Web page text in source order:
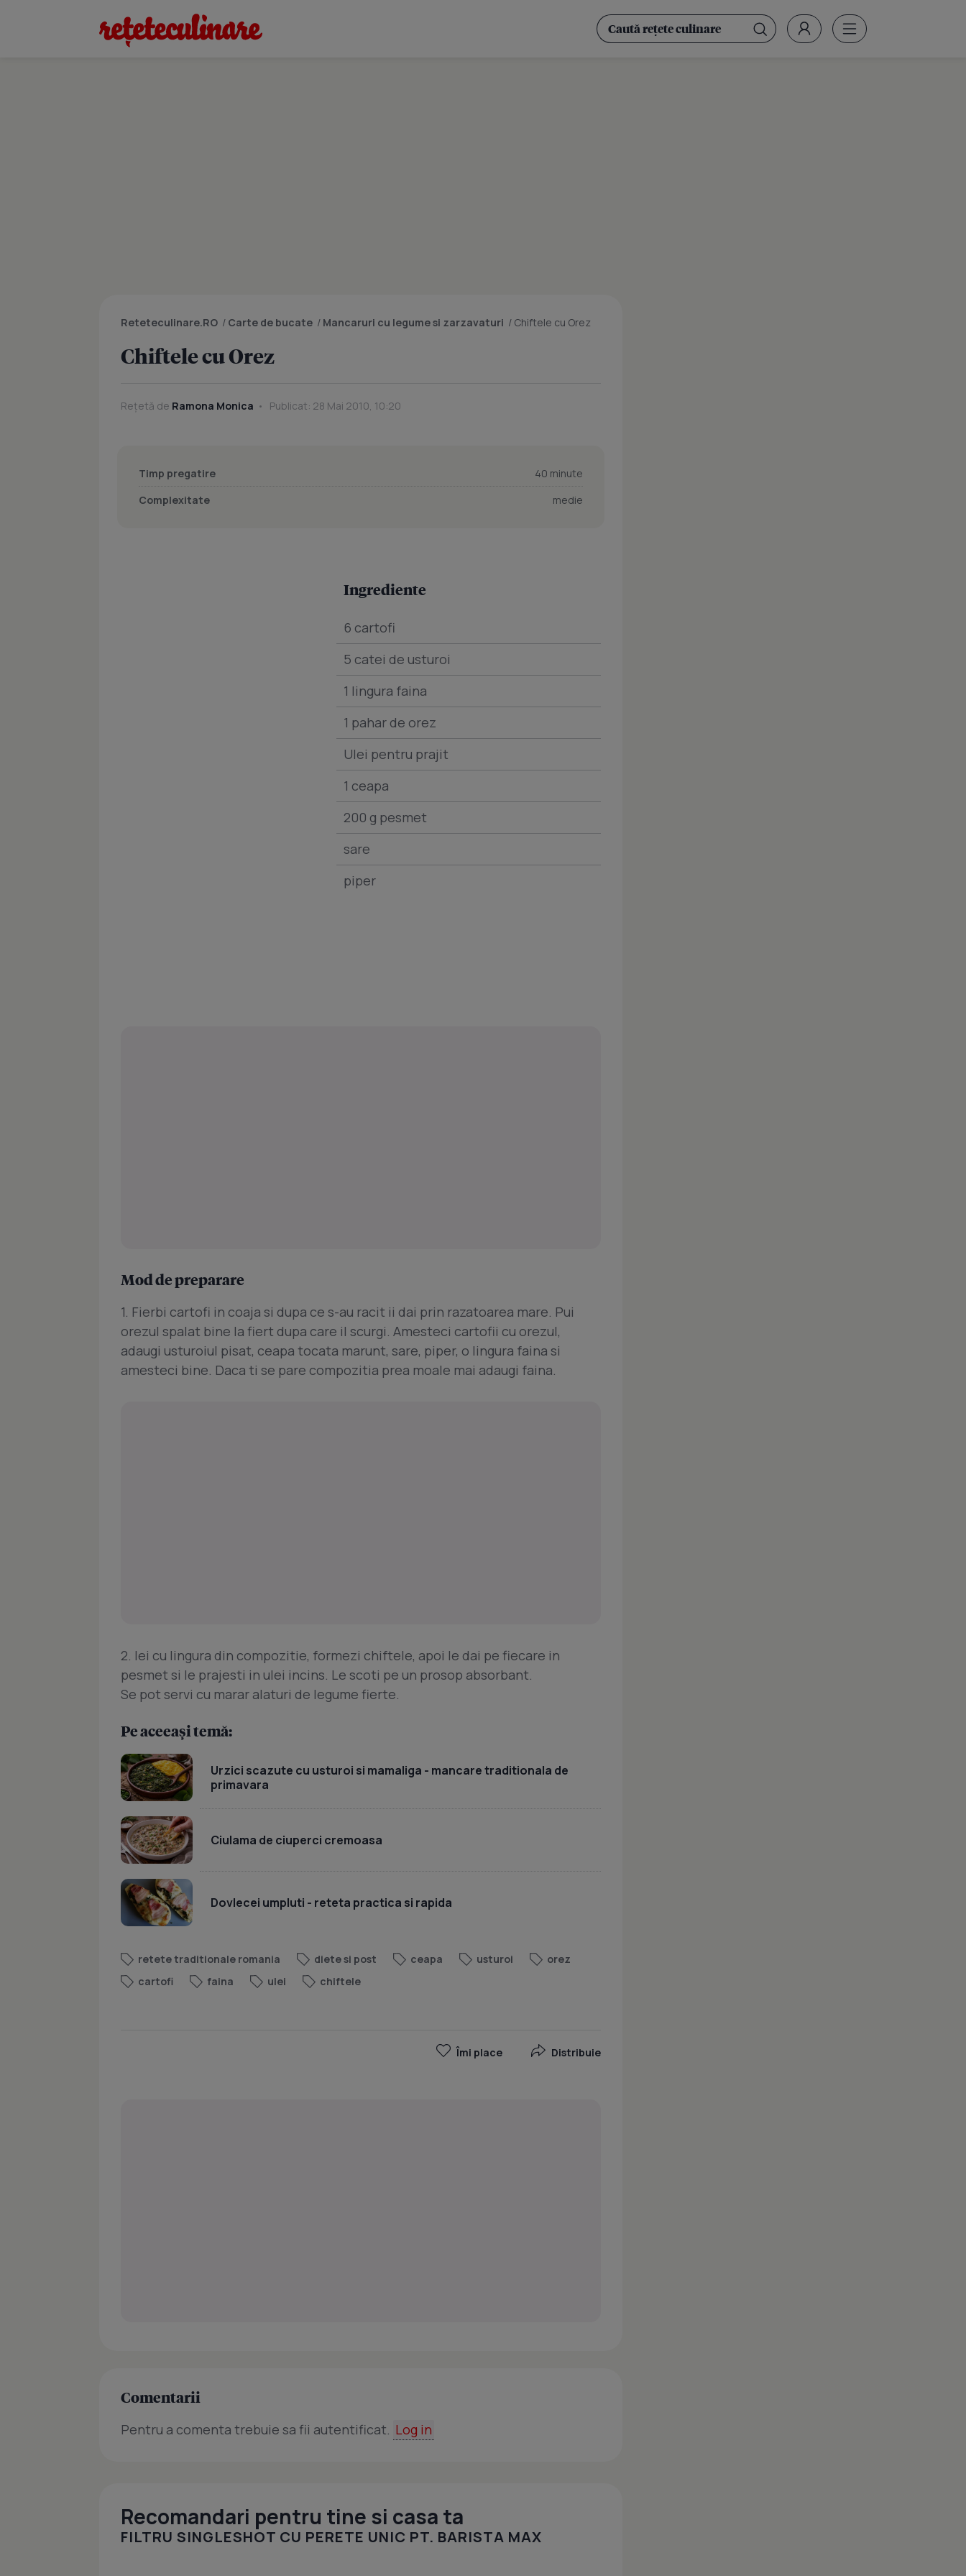
Reteteculinare.RO / Carte de bucate / Mancaruri cu legume si zarzavaturi / Chiftele cu Orez
Chiftele cu Orez
Rețetă de Ramona Monica Publicat: 28 Mai 2010, 10:20
Timp pregatire
40 minute
Complexitate
medie
Ingrediente
6 cartofi
5 catei de usturoi
1 lingura faina
1 pahar de orez
Ulei pentru prajit
1 ceapa
200 g pesmet
sare
piper
Mod de preparare
1. Fierbi cartofi in coaja si dupa ce s-au racit ii dai prin razatoarea mare. Pui
orezul spalat bine la fiert dupa care il scurgi. Amesteci cartofii cu orezul,
adaugi usturoiul pisat, ceapa tocata marunt, sare, piper, o lingura faina si
amesteci bine. Daca ti se pare compozitia prea moale mai adaugi faina.
2. Iei cu lingura din compozitie, formezi chiftele, apoi le dai pe fiecare in
pesmet si le prajesti in ulei incins. Le scoti pe un prosop absorbant.
Se pot servi cu marar alaturi de legume fierte.
Pe aceeași temă:
Urzici scazute cu usturoi si mamaliga - mancare traditionala de
primavara
Ciulama de ciuperci cremoasa
Dovlecei umpluti - reteta practica si rapida
retete traditionale romania diete si post ceapa usturoi
orez
cartofi
faina ulei chiftele
Îmi place Distribuie
Comentarii
Pentru a comenta trebuie sa fii autentificat. Log in
Recomandari pentru tine si casa ta
FILTRU SINGLESHOT CU PERETE UNIC PT. BARISTA MAX